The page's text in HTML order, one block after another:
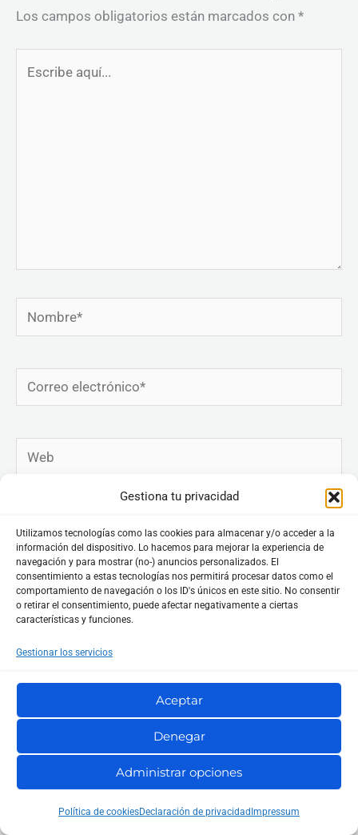
Gestiona tu privacidad
Utilizamos tecnologías como las cookies para almacenar y/o acceder a la
información del dispositivo. Lo hacemos para mejorar la experiencia de
navegación y para mostrar (no-) anuncios personalizados. El
consentimiento a estas tecnologías nos permitirá procesar datos como el
comportamiento de navegación o los ID's únicos en este sitio. No consentir
o retirar el consentimiento, puede afectar negativamente a ciertas
características y funciones.
Gestionar los servicios
Aceptar
Denegar
Administrar opciones
Política de cookiesDeclaración de privacidad Impressum
Los campos obligatorios están marcados con *
Nombre*
Correo
electrónico*
Web
¿Quieres suscribirte a la newsletter?
Facebook X InstagramYouTube LinkedIn